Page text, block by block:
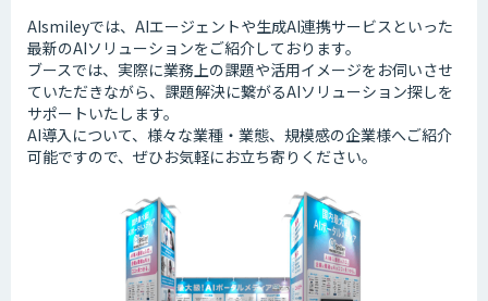
AIsmileyでは、AIエージェントや生成AI連携サービスといった
最新のAIソリューションをご紹介しております。
ブースでは、実際に業務上の課題や活用イメージをお伺いさせ
ていただきながら、課題解決に繋がるAIソリューション探しを
サポートいたします。
AI導入について、様々な業種・業態、規模感の企業様へご紹介
可能ですので、ぜひお気軽にお立ち寄りください。